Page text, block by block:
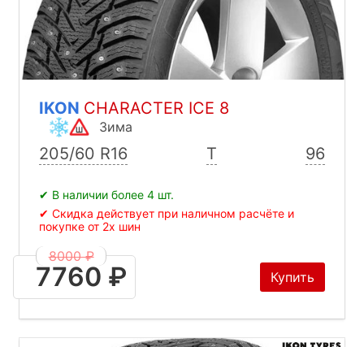
IKON CHARACTER ICE 8
Зима
205/60 R16 T 96
✔ В наличии более 4 шт.
✔ Скидка действует при наличном расчёте и
покупке от 2х шин
8000 ₽
7760 ₽ Купить